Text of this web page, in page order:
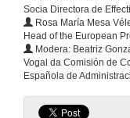
Socia Directora de
Rosa María Mesa
Head of the European
Modera: Beatriz
Vogal da Comisión de
Española de